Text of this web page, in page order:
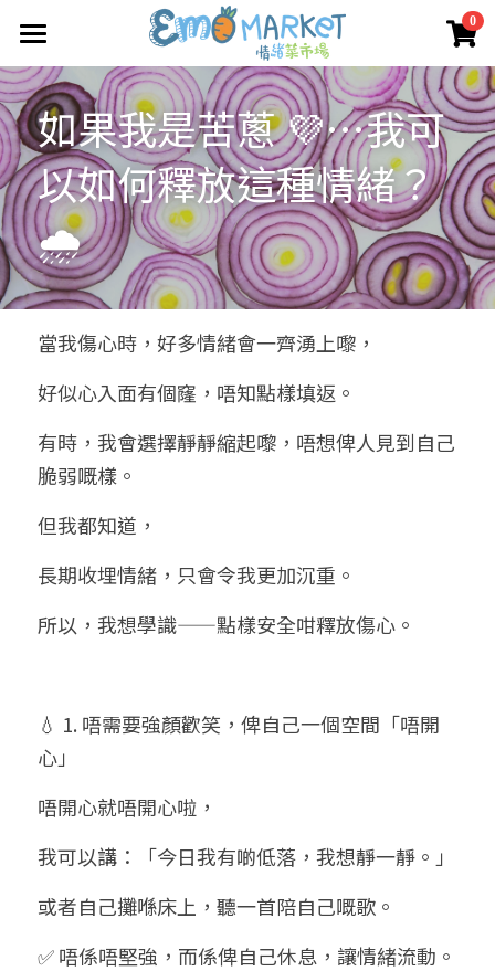
0
圖冊
Emo 商店
所有商品分類
情緒蔬菜小伙伴
關於我們
我們的服務
媒體報導
合作機構
聯絡我們
搜索
如果我是苦蔥 💜…我可
以如何釋放這種情緒？
🌧️
當我傷心時，好多情緒會一齊湧上嚟，
好似心入面有個窿，唔知點樣填返。
有時，我會選擇靜靜縮起嚟，唔想俾人見到自己
脆弱嘅樣。
但我都知道，
長期收埋情緒，只會令我更加沉重。
所以，我想學識——點樣安全咁釋放傷心。
💧 1. 唔需要強顏歡笑，俾自己一個空間「唔開
心」
唔開心就唔開心啦，
我可以講：「今日我有啲低落，我想靜一靜。」
或者自己攤喺床上，聽一首陪自己嘅歌。
✅ 唔係唔堅強，而係俾自己休息，讓情緒流動。
×
商品分類
所有商品分類